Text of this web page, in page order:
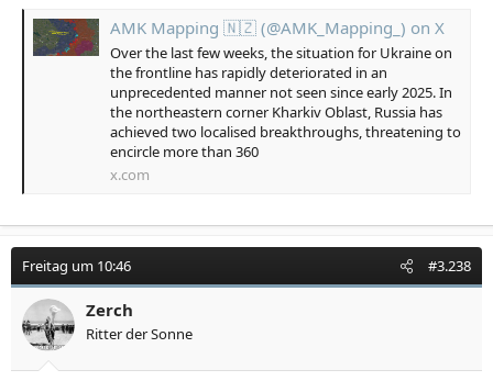
AMK Mapping 🇳🇿 (@AMK_Mapping_) on X
Over the last few weeks, the situation for Ukraine on
the frontline has rapidly deteriorated in an
unprecedented manner not seen since early 2025. In
the northeastern corner Kharkiv Oblast, Russia has
achieved two localised breakthroughs, threatening to
encircle more than 360
x.com
Freitag um 10:46 #3.238
Zerch
Ritter der Sonne